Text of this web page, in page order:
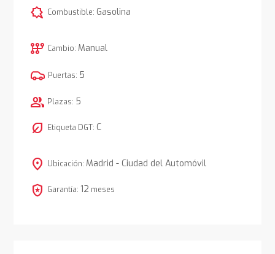
comic_bubble Combustible: Gasolina
auto_transmission Cambio: Manual
Puertas: 5
group Plazas: 5
nest_eco_leaf Etiqueta DGT: C
location_on Ubicación: Madrid - Ciudad del Automóvil
local_police Garantía: 12 meses